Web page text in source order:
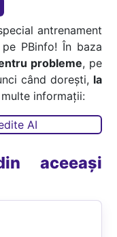
antrenament
PBinfo! În baza
probleme, pe
când dorești, la
informații:
AI
aceeași